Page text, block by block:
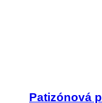
Patizónová